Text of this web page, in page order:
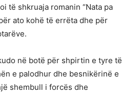
të shkruaja romanin “Nata pa
ato kohë të errëta dhe për
në botë për shpirtin e tyre të
e palodhur dhe besnikërinë e
shembull i forcës dhe